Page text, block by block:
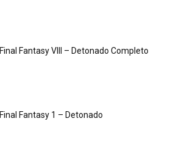
Final Fantasy VIII – Detonado Completo
Final Fantasy 1 – Detonado